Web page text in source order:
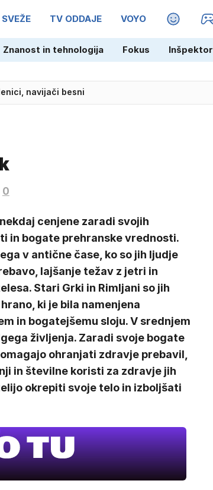
SVEŽE TV ODDAJE VOYO MAGAZIN
Znanost in tehnologija Fokus Inšpektor
navijači besni
0
cenjene zaradi svojih
in bogate prehranske vrednosti.
v antične čase, ko so jih ljudje
lajšanje težav z jetri in
Stari Grki in Rimljani so jih
ki je bila namenjena
in bogatejšemu sloju. V srednjem
življenja. Zaradi svoje bogate
ohranjati zdravje prebavil,
in številne koristi za zdravje jih
okrepiti svoje telo in izboljšati